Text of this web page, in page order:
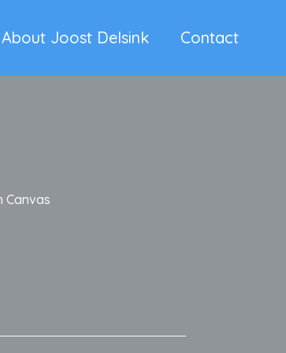
About Joost Delsink Contact
Canvas